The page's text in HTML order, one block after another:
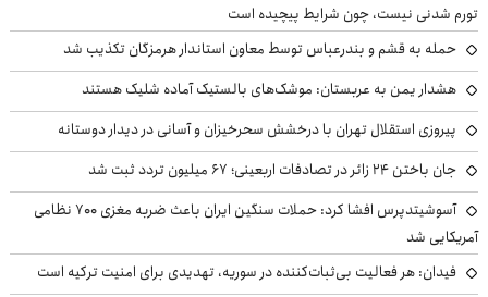
تورم شدنی نیست، چون شرایط پیچیده است
حمله به قشم و بندرعباس توسط معاون استاندار هرمزگان تکذیب شد
هشدار یمن به عربستان: موشک‌های بالستیک آماده شلیک هستند
پیروزی استقلال تهران با درخشش سحرخیزان و آسانی در دیدار دوستانه
جان باختن ۲۴ زائر در تصادفات اربعینی؛ ۶۷ میلیون تردد ثبت شد
آسوشیتدپرس افشا کرد: حملات سنگین ایران باعث ضربه مغزی ۷۰۰ نظامی
آمریکایی شد
فیدان: هر فعالیت بی‌ثبات‌کننده در سوریه، تهدیدی برای امنیت ترکیه است